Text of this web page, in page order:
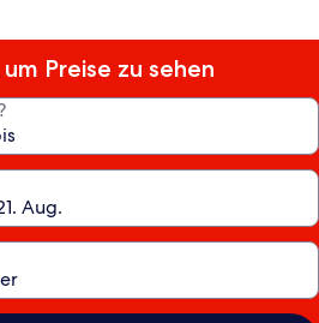
Preise zu sehen